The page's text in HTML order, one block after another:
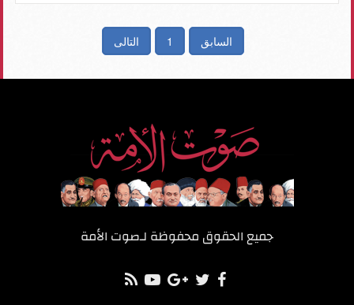
السابق 1 التالى
جميع الحقوق محفوظة لـصوت الأمة